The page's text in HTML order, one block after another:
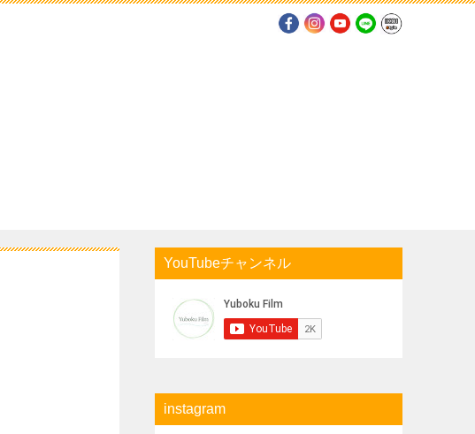
YouTubeチャンネル
instagram